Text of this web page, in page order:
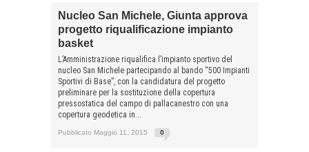
Nucleo San Michele, Giunta approva
progetto riqualificazione impianto
basket
L’Amministrazione riqualifica l’impianto sportivo del
nucleo San Michele partecipando al bando “500 Impianti
Sportivi di Base”, con la candidatura del progetto
preliminare per la sostituzione della copertura
pressostatica del campo di pallacanestro con una
copertura geodetica in...
Pubblicato Maggio 11, 2015 0